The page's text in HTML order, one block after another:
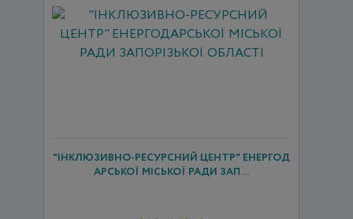
"ІНКЛЮЗИВНО-РЕСУРСНИЙ ЦЕНТР" ЕНЕРГОД
АРСЬКОЇ МІСЬКОЇ РАДИ ЗАП...